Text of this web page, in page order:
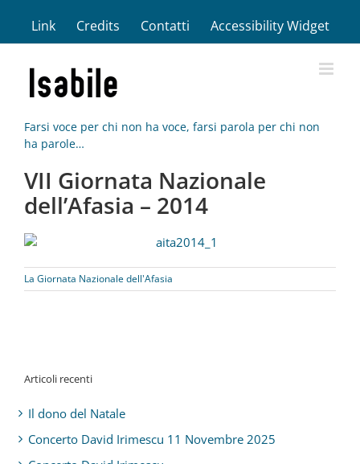
contenuto
Link Credits Contatti Accessibility Widget
Farsi voce per chi non ha voce, farsi parola per chi non
ha parole…
VII Giornata Nazionale
dell’Afasia – 2014
La Giornata Nazionale dell'Afasia
Articoli recenti
Il dono del Natale
Concerto David Irimescu 11 Novembre 2025